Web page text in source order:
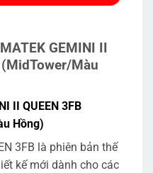
GEMINI II
Màu
II QUEEN 3FB
Hồng)
3FB là phiên bản thế
kế mới dành cho các